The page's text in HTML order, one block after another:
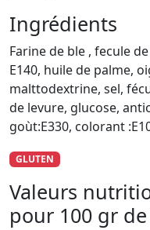
Ingrédients
Farine de ble , fecule
E140, huile de palme,
malttodextrine, sel,
de levure, glucose,
goùt:E330, colorant
GLUTEN
Valeurs
pour 100 gr